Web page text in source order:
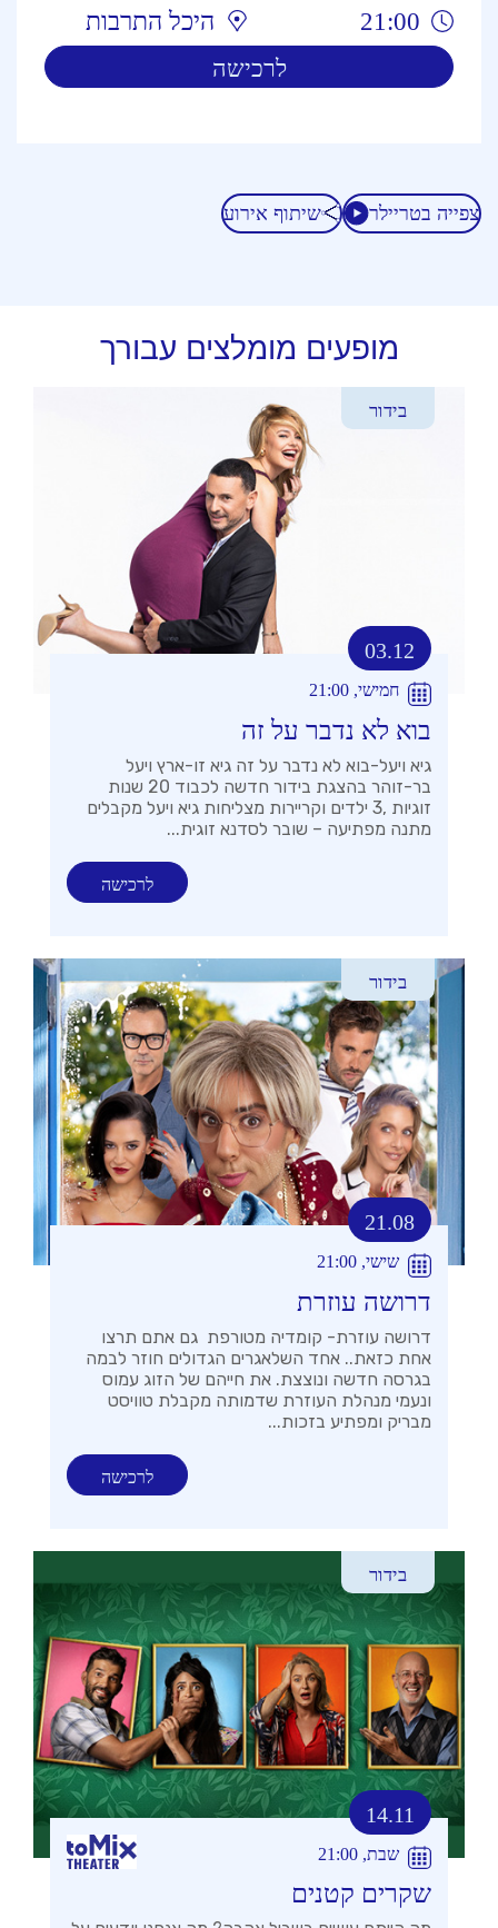
21:00
היכל התרבות
לרכישה
צפייה בטריילר שיתוף אירוע
מופעים מומלצים עבורך
בידור
03.12
חמישי, 21:00
בוא לא נדבר על זה
גיא ויעל-בוא לא נדבר על זה גיא זו-ארץ ויעל
בר-זוהר בהצגת בידור חדשה לכבוד 20 שנות
זוגיות ,3 ילדים וקריירות מצליחות גיא ויעל מקבלים
מתנה מפתיעה – שובר לסדנא זוגית...
לרכישה
בידור
21.08
שישי, 21:00
דרושה עוזרת
דרושה עוזרת- קומדיה מטורפת גם אתם תרצו
אחת כזאת.. אחד השלאגרים הגדולים חוזר לבמה
בגרסה חדשה ונוצצת. את חייהם של הזוג עמוס
ונעמי מנהלת העוזרת שדמותה מקבלת טוויסט
מבריק ומפתיע בזכות...
לרכישה
בידור
14.11
שבת, 21:00
שקרים קטנים